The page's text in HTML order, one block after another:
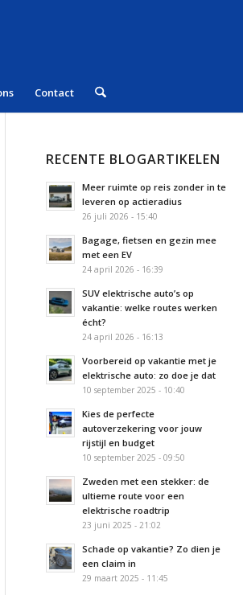
Contact
RECENTE BLOGARTIKELEN
Meer ruimte op reis zonder in te
leveren op actieradius
26 juli 2026 - 15:40
Bagage, fietsen en gezin mee
met een EV
24 april 2026 - 16:39
SUV elektrische auto’s op
vakantie: welke routes werken
écht?
24 april 2026 - 16:13
Voorbereid op vakantie met je
elektrische auto: zo doe je dat
10 september 2025 - 10:40
Kies de perfecte
autoverzekering voor jouw
rijstijl en budget
10 september 2025 - 09:50
Zweden met een stekker: de
ultieme route voor een
elektrische roadtrip
23 juni 2025 - 21:02
Schade op vakantie? Zo dien je
een claim in
29 maart 2025 - 11:45